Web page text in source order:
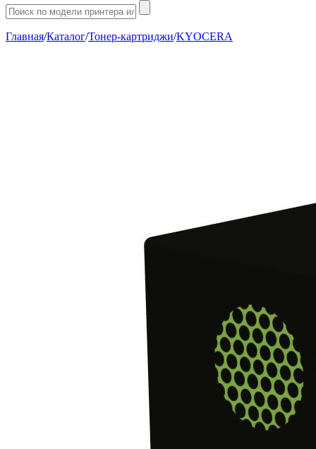
Главная/Каталог/Тонер-картриджи/KYOCERA